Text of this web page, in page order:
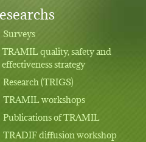
Surveys
TRAMIL quality, safety and
effectiveness strategy
Research (TRIGS)
TRAMIL workshops
Publications of TRAMIL
TRADIF diffusion workshop